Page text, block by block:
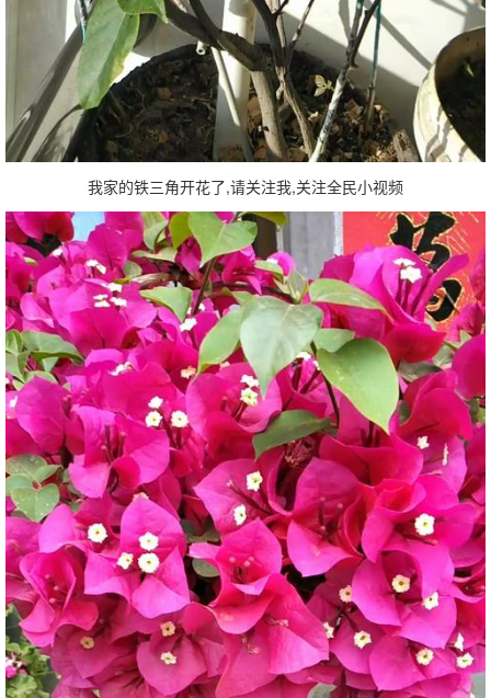
我家的铁三角开花了,请关注我,关注全民小视频